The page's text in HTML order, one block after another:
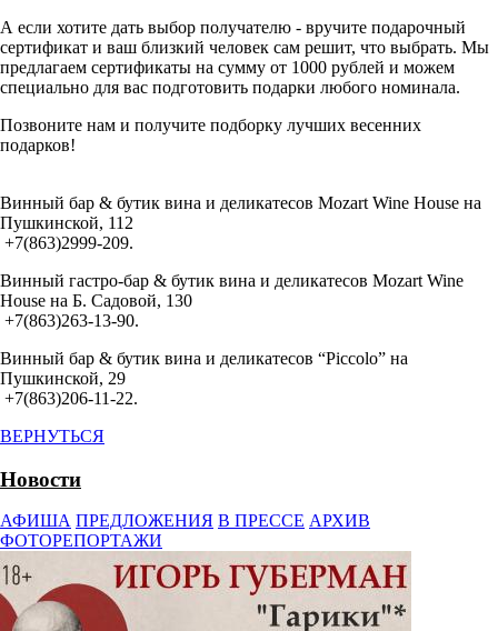
А если хотите дать выбор получателю - вручите подарочный
сертификат и ваш близкий человек сам решит, что выбрать. Мы
предлагаем сертификаты на сумму от 1000 рублей и можем
специально для вас подготовить подарки любого номинала.
Позвоните нам и получите подборку лучших весенних
подарков!
Винный бар & бутик вина и деликатесов Mozart Wine House на
Пушкинской, 112
+7(863)2999-209.
Винный гастро-бар & бутик вина и деликатесов Mozart Wine
House на Б. Садовой, 130
+7(863)263-13-90.
Винный бар & бутик вина и деликатесов “Piccolo” на
Пушкинской, 29
+7(863)206-11-22.
ВЕРНУТЬСЯ
Новости
АФИША ПРЕДЛОЖЕНИЯ В ПРЕССЕ АРХИВ
ФОТОРЕПОРТАЖИ